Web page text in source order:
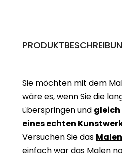
Sie möchten mit dem
wäre es, wenn Sie die
überspringen und gleich
eines echten
Versuchen Sie das
einfach war das Malen